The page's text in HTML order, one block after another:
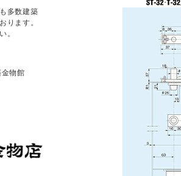
多数建築
ります。
。
物館